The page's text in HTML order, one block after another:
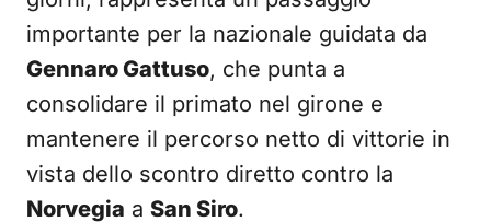
importante per la nazionale guidata da
Gennaro Gattuso, che punta a
consolidare il primato nel girone e
mantenere il percorso netto di vittorie in
vista dello scontro diretto contro la
Norvegia a San Siro.